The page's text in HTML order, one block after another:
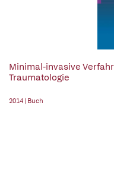
Minimal-invasive
Traumatologie
2014 | Buch